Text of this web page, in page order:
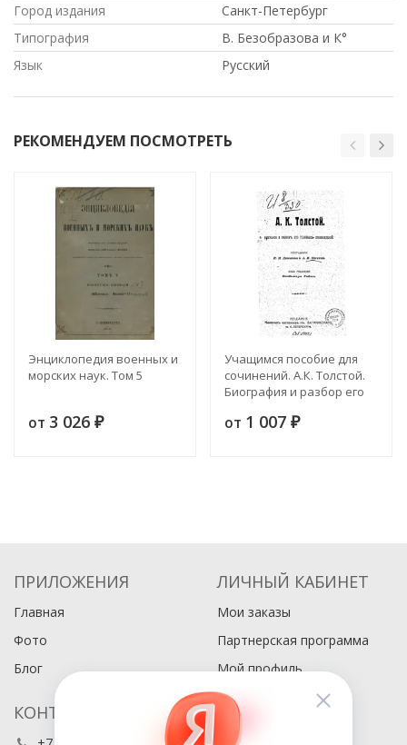
Город издания
Санкт-Петербург
Типография
В. Безобразова и К°
Язык
Русский
РЕКОМЕНДУЕМ ПОСМОТРЕТЬ
Энциклопедия военных и
морских наук. Том 5
от 3 026 ₽
Учащимся пособие для
сочинений. А.К. Толстой.
Биография и разбор его
от 1 007 ₽
ПРИЛОЖЕНИЯ
Главная
Фото
Блог
ЛИЧНЫЙ КАБИНЕТ
Мои заказы
Партнерская программа
Мой профиль
КОНТАКТЫ